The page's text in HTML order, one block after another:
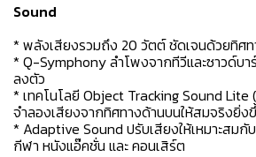
Sound
* พลังเสียงรวมถึง 20 วัตต์ ชัดเจนด้วยทิศท
* Q-Symphony ลำโพงจากทีวีและซาวด์บา
ลงตัว
* เทคโนโลยี Object Tracking Sound Lite
จำลองเสียงจากทิศทางด้านบนให้สมจริงยิ่ง
* Adaptive Sound ปรับเสียงให้เหมาะสมกั
กีฬา หนังแอ๊คชั่น และ คอนเสิร์ต